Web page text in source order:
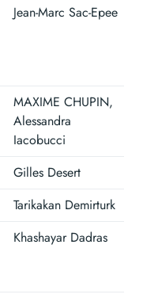
Jean-Marc Sac-Epee
MAXIME CHUPIN,
Alessandra
Iacobucci
Gilles Desert
Tarikakan Demirturk
Khashayar Dadras